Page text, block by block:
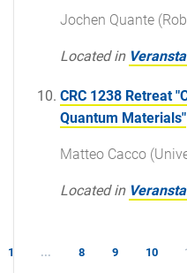
Jochen Quante
Located in
CRC 1238 Retreat
Quantum Materials"
Matteo Cacco
Located in
1 ... 8 9 10